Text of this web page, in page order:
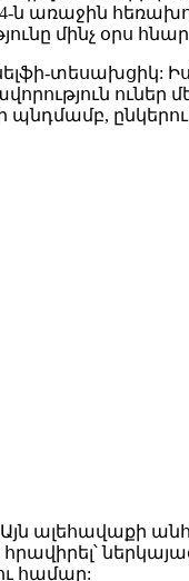
ն առաջին
մինչ օրս
տեսախցիկ:
ուներ
հետ: Այն
համար: